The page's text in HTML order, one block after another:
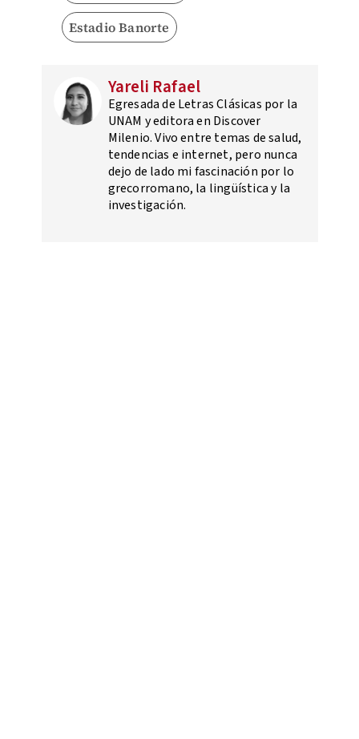
Estadio Banorte
Yareli Rafael
Egresada de Letras Clásicas por la
UNAM y editora en Discover
Milenio. Vivo entre temas de salud,
tendencias e internet, pero nunca
dejo de lado mi fascinación por lo
grecorromano, la lingüística y la
investigación.